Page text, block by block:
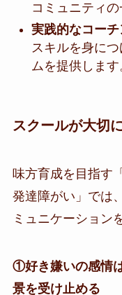
コミュニティの
実践的なコー
スキルを身に
ムを提供します
スクールが大切
味方育成を目指す
発達障がい」では
ミュニケーション
①好き嫌いの感情
景を受け止める